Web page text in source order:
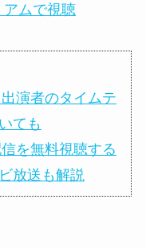
ムで視聴
演者のタイムテ
ても
を無料視聴する
放送も解説